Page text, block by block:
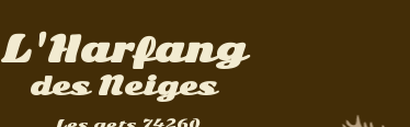
L'Harfang
des Neiges